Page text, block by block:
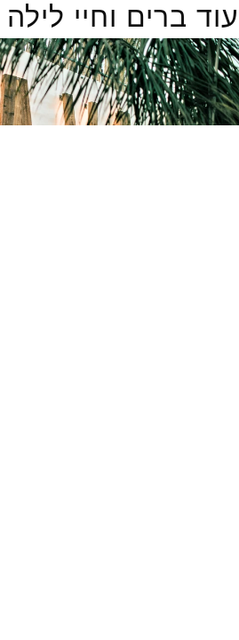
עוד ברים וחיי לילה